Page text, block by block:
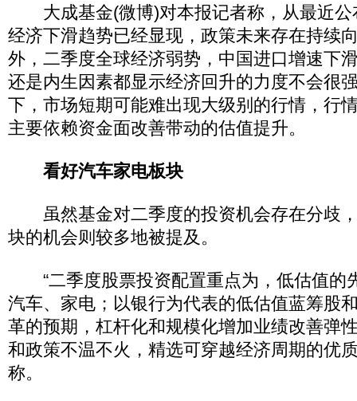
大成基金(微博)对本报记者称，从最近公
经济下滑趋势已经显现，政策未来存在持续
外，二季度全球经济弱势，中国进口增速下
还是内生因素都显示经济回升的力度不会很
下，市场短期可能难出现大级别的行情，行
主要依赖资金面改善带动的估值提升。
看好汽车家电板块
虽然基金对二季度的投资机会存在分歧
块的机会则较多地被提及。
“二季度股票投资配置重点为，低估值的
汽车、家电；以银行为代表的低估值蓝筹股
革的预期，杠杆化和规模化增加业绩改善弹
和政策不温不火，精选可穿越经济周期的优
称。